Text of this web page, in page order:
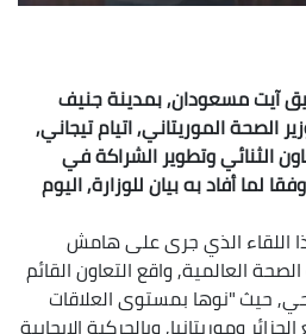
آيت مسعودان, بمدينة جنيف
الصحة الموريتاني, اتيام تيجاني,
الثنائي وتطوير الشراكة في
لما أفاد به بيان للوزارة, اليوم
اللقاء الذي جرى على هامش
لجمعية الصحة العالمية, واقع التعاون القائم
حيث "نوها بمستوى العلاقات
وموريتانيا, وبالحركية الإيجابية